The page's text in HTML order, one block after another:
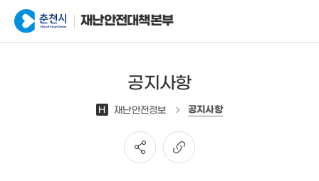
재난안전대책본부
공지사항
H 재난안전정보 공지사항